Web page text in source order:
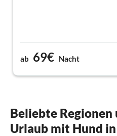
ab 69€ Nacht
Beliebte
Urlaub mit Hund